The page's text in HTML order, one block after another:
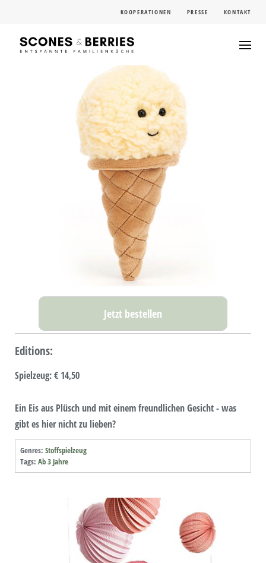
content
KOOPERATIONEN PRESSE KONTAKT
Jetzt bestellen
Editions:
Spielzeug:€ 14,50
Ein Eis aus Plüsch und mit einem freundlichen Gesicht - was
gibt es hier nicht zu lieben?
Genres: Stoffspielzeug
Tags: Ab 3 Jahre